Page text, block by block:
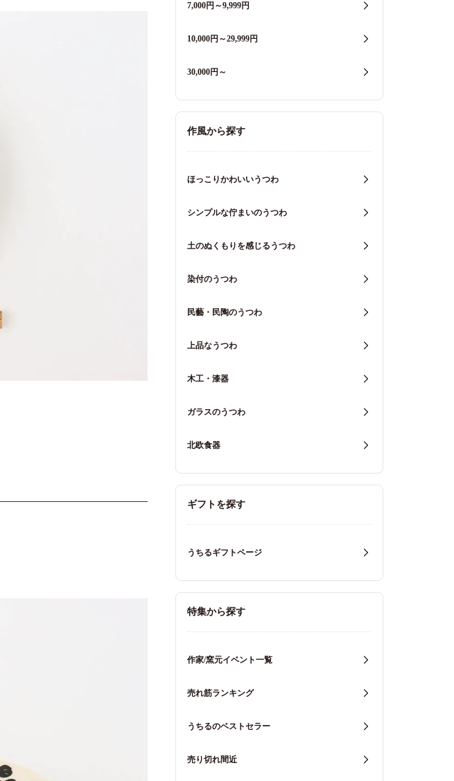
7,000円～9,999円
10,000円～29,999円
30,000円～
作風から探す
ほっこりかわいいうつわ
シンプルな佇まいのうつわ
土のぬくもりを感じるうつわ
染付のうつわ
民藝・民陶のうつわ
上品なうつわ
木工・漆器
ガラスのうつわ
北欧食器
ギフトを探す
うちるギフトページ
特集から探す
作家/窯元イベント一覧
売れ筋ランキング
うちるのベストセラー
売り切れ間近